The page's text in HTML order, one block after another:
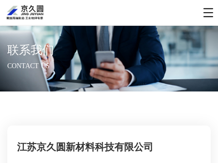
联系我们
CONTACT US
江苏京久圆新材料科技有限公司